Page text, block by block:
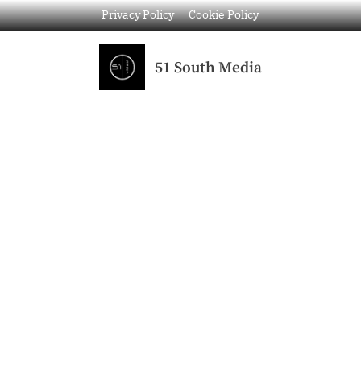
Privacy Policy Cookie Policy
51 South Media